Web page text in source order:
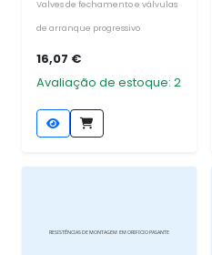
Valves de fechamento e válvulas
de arranque progressivo
16,07 €
Avaliação de estoque: 2